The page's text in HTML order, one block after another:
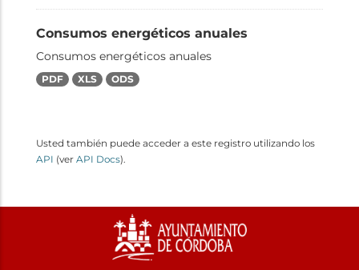
Consumos energéticos anuales
Consumos energéticos anuales
PDF XLS ODS
Usted también puede acceder a este registro utilizando los
API (ver API Docs).